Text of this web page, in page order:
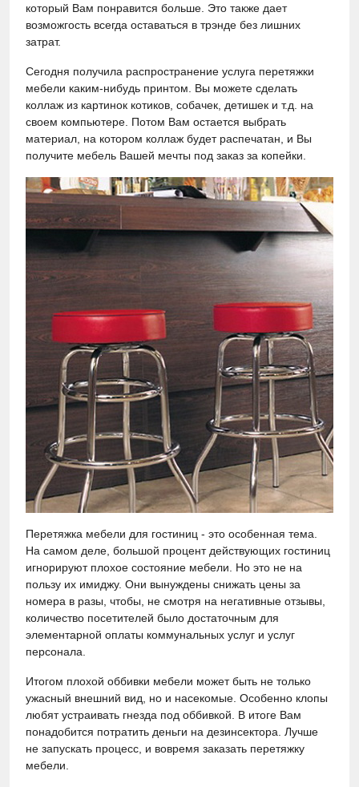
который Вам понравится больше. Это также дает
возможгость всегда оставаться в трэнде без лишних
затрат.
Сегодня получила распространение услуга перетяжки
мебели каким-нибудь принтом. Вы можете сделать
коллаж из картинок котиков, собачек, детишек и т.д. на
своем компьютере. Потом Вам остается выбрать
материал, на котором коллаж будет распечатан, и Вы
получите мебель Вашей мечты под заказ за копейки.
Перетяжка мебели для гостиниц - это особенная тема.
На самом деле, большой процент действующих гостиниц
игнорируют плохое состояние мебели. Но это не на
пользу их имиджу. Они вынуждены снижать цены за
номера в разы, чтобы, не смотря на негативные отзывы,
количество посетителей было достаточным для
элементарной оплаты коммунальных услуг и услуг
персонала.
Итогом плохой оббивки мебели может быть не только
ужасный внешний вид, но и насекомые. Особенно клопы
любят устраивать гнезда под оббивкой. В итоге Вам
понадобится потратить деньги на дезинсектора. Лучше
не запускать процесс, и вовремя заказать перетяжку
мебели.